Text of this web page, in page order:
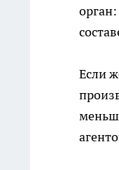
орган:
Если